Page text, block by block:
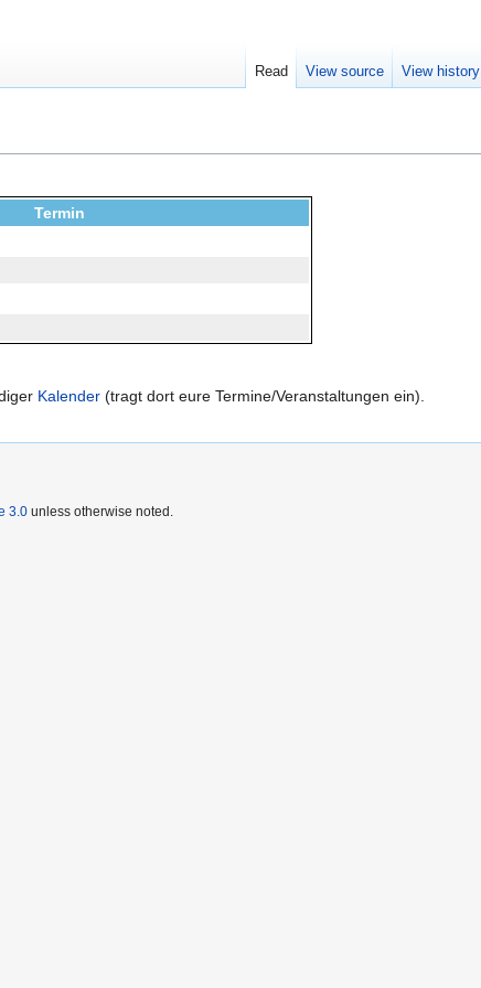
Termin
Kalender (tragt dort eure Termine/Veranstaltungen ein).
Read View source View history
3.0 unless otherwise noted.